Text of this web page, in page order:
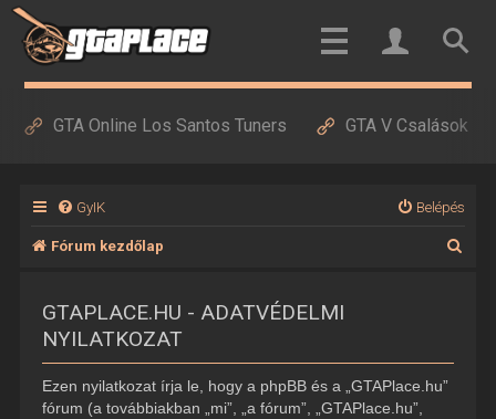
GTA Online Los Santos Tuners GTA V Csalások
GyIK Belépés
Fórum kezdőlap
GTAPLACE.HU - ADATVÉDELMI
NYILATKOZAT
Ezen nyilatkozat írja le, hogy a phpBB és a „GTAPlace.hu”
fórum (a továbbiakban „mi”, „a fórum”, „GTAPlace.hu”,